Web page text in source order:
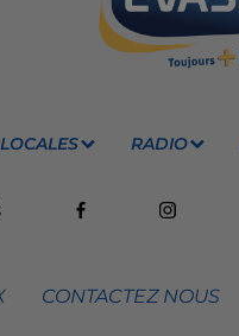
RADIO
CONTACTEZ NOUS